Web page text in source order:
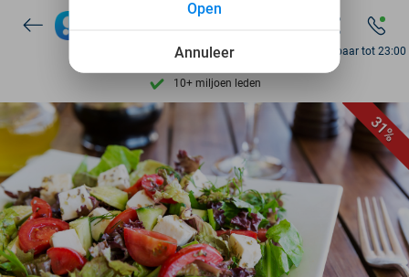
10+ miljoen leden
op basis van 206.479 reviews
Ontdek 15.000+ deals
7 dagen per week beschikbaar
10+ miljoen leden
Bereikbaar tot 23:00
31%
Annuleer
Open